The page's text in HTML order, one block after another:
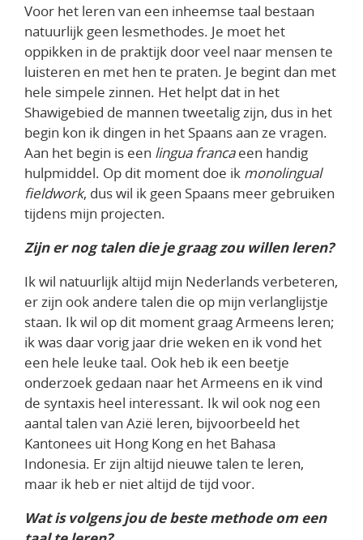
Voor het leren van een inheemse taal bestaan
natuurlijk geen lesmethodes. Je moet het
oppikken in de praktijk door veel naar mensen te
luisteren en met hen te praten. Je begint dan met
hele simpele zinnen. Het helpt dat in het
Shawigebied de mannen tweetalig zijn, dus in het
begin kon ik dingen in het Spaans aan ze vragen.
Aan het begin is een lingua francaeen handig
hulpmiddel. Op dit moment doe ik monolingual
fieldwork, dus wil ik geen Spaans meer gebruiken
tijdens mijn projecten.
Zijn er nog talen die je graag zou willen leren?
Ik wil natuurlijk altijd mijn Nederlands verbeteren,
er zijn ook andere talen die op mijn verlanglijstje
staan. Ik wil op dit moment graag Armeens leren;
ik was daar vorig jaar drie weken en ik vond het
een hele leuke taal. Ook heb ik een beetje
onderzoek gedaan naar het Armeens en ik vind
de syntaxis heel interessant. Ik wil ook nog een
aantal talen van Azië leren, bijvoorbeeld het
Kantonees uit Hong Kong en het Bahasa
Indonesia. Er zijn altijd nieuwe talen te leren,
maar ik heb er niet altijd de tijd voor.
Wat is volgens jou de beste methode om een